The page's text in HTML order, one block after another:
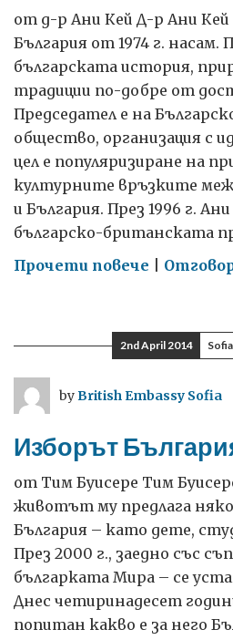
от д-р Ани Кей Д-р Ани Кей
България от 1974 г. насам.
българската история,
традиции по-добре от
Председател е на
общество, организация с
цел е популяризиране на
културните връзките
и България. През 1996 г.
българско-британската
Прочети повече on
2nd April 2014
byBritish Embassy Sofia
Изборът
от Тим Буисере Тим
животът му предлага
България – като дете,
През 2000 г., заедно със
българката Мира – се
Днес четиринадесет
попитан какво е за него